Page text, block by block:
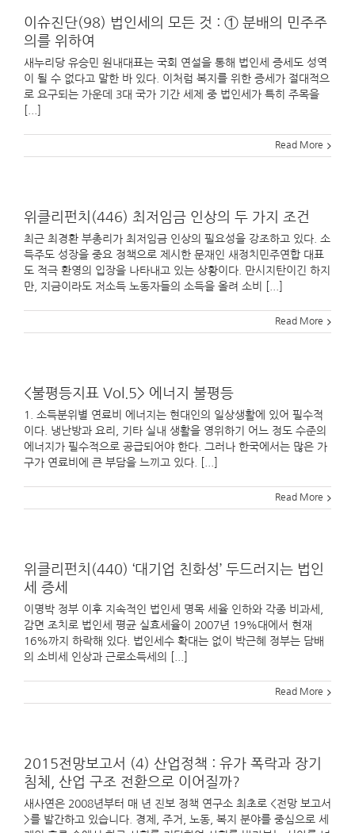
이슈진단(98) 법인세의 모든 것 : ① 분배의 민주주
의를 위하여
새누리당 유승민 원내대표는 국회 연설을 통해 법인세 증세도 성역
이 될 수 없다고 말한 바 있다. 이처럼 복지를 위한 증세가 절대적으
로 요구되는 가운데 3대 국가 기간 세제 중 법인세가 특히 주목을
Read More
위클리펀치(446) 최저임금 인상의 두 가지 조건
최근 최경환 부총리가 최저임금 인상의 필요성을 강조하고 있다. 소
득주도 성장을 중요 정책으로 제시한 문재인 새정치민주연합 대표
도 적극 환영의 입장을 나타내고 있는 상황이다. 만시지탄이긴 하지
만, 지금이라도 저소득 노동자들의 소득을 올려 소비 [...]
Read More
<불평등지표 Vol.5> 에너지 불평등
1. 소득분위별 연료비 에너지는 현대인의 일상생활에 있어 필수적
이다. 냉난방과 요리, 기타 실내 생활을 영위하기 어느 정도 수준의
에너지가 필수적으로 공급되어야 한다. 그러나 한국에서는 많은 가
구가 연료비에 큰 부담을 느끼고 있다. [...]
Read More
위클리펀치(440) ‘대기업 친화성’ 두드러지는 법인
세 증세
이명박 정부 이후 지속적인 법인세 명목 세율 인하와 각종 비과세,
감면 조치로 법인세 평균 실효세율이 2007년 19%대에서 현재
16%까지 하락해 있다. 법인세수 확대는 없이 박근혜 정부는 담배
의 소비세 인상과 근로소득세의 [...]
Read More
2015전망보고서 (4) 산업정책 : 유가 폭락과 장기
침체, 산업 구조 전환으로 이어질까?
새사연은 2008년부터 매 년 진보 정책 연구소 최초로 <전망 보고서
>를 발간하고 있습니다. 경제, 주거, 노동, 복지 분야를 중심으로 세